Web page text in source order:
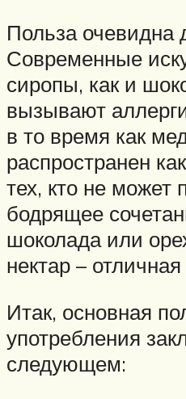
Польза очевидна
Современные
сиропы, как и
вызывают
в то время как
распространен
тех, кто не может
бодрящее
шоколада или
нектар –
Итак, основная
употребления
следующем: